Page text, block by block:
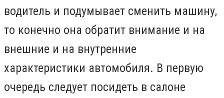
водитель и подумывает сменить машину,
то конечно она обратит внимание и на
внешние и на внутренние
характеристики автомобиля. В первую
очередь следует посидеть в салоне